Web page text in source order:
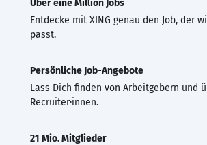
Über eine Million Jobs
Entdecke mit XING genau den Job, der
passt.
Persönliche Job-Angebote
Lass Dich finden von Arbeitgebern und
Recruiter·innen.
21 Mio. Mitglieder